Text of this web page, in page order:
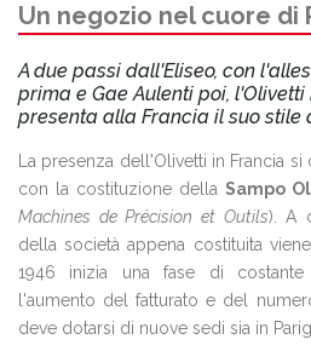
Un negozio nel cuore di
A due passi dall'Eliseo, con
prima e Gae Aulenti poi,
presenta alla Francia il suo stile
La presenza dell'Olivetti in Francia
con la costituzione della Sampo
Machines de Précision et Outils). A
della società appena costituita
1946 inizia una fase di
l'aumento del fatturato e del
deve dotarsi di nuove sedi sia in